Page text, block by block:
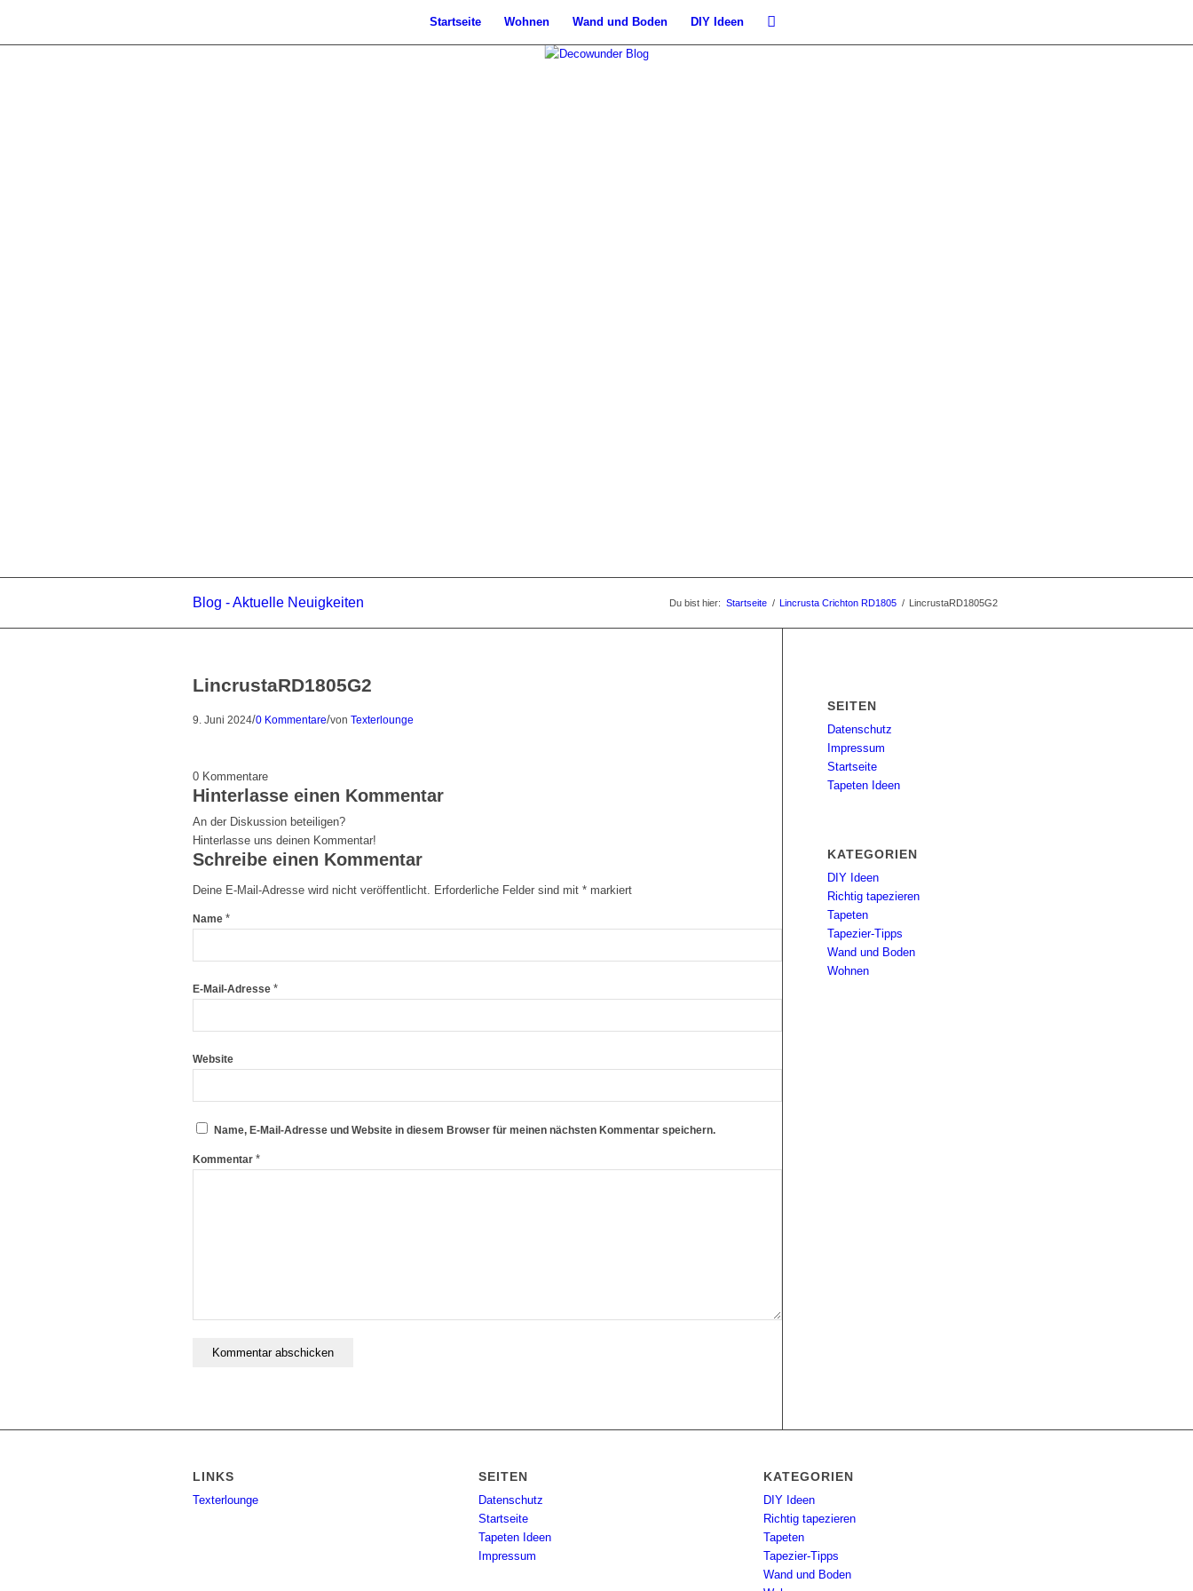
Startseite Wohnen Wand und Boden DIY Ideen
Blog - Aktuelle Neuigkeiten Du bist hier: Startseite / Lincrusta Crichton RD1805 / LincrustaRD1805G2
LincrustaRD1805G2
9. Juni 2024/0 Kommentare/von Texterlounge
0 Kommentare
Hinterlasse einen Kommentar
An der Diskussion beteiligen?
Hinterlasse uns deinen Kommentar!
Schreibe einen Kommentar
Deine E-Mail-Adresse wird nicht veröffentlicht. Erforderliche Felder sind mit * markiert
Name *
E-Mail-Adresse *
Website
Name, E-Mail-Adresse und Website in diesem Browser für meinen nächsten Kommentar speichern.
Kommentar *
SEITEN
Datenschutz
Impressum
Startseite
Tapeten Ideen
KATEGORIEN
DIY Ideen
Richtig tapezieren
Tapeten
Tapezier-Tipps
Wand und Boden
Wohnen
LINKS
Texterlounge
SEITEN
Datenschutz
Startseite
Tapeten Ideen
Impressum
KATEGORIEN
DIY Ideen
Richtig tapezieren
Tapeten
Tapezier-Tipps
Wand und Boden